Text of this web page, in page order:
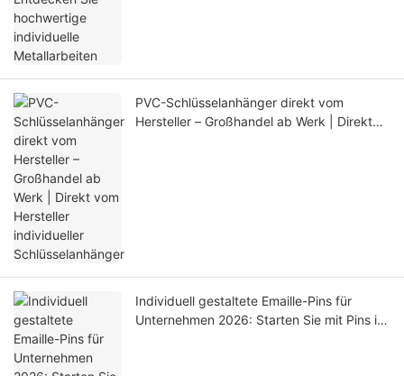
PVC-Schlüsselanhänger direkt vom
Hersteller – Großhandel ab Werk | Direkt
Individuell gestaltete Emaille-Pins für
Unternehmen 2026: Starten Sie mit Pins im